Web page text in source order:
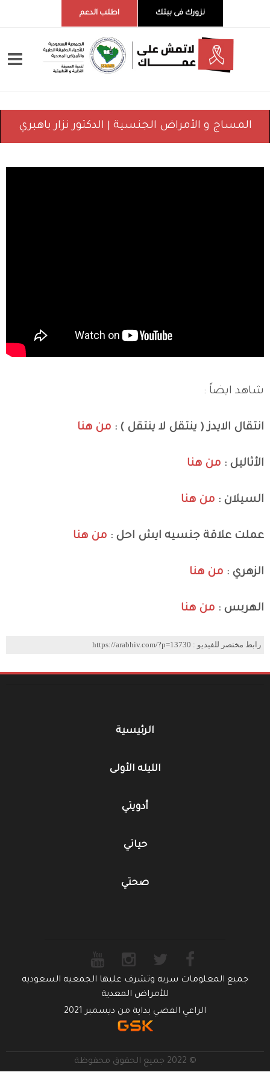
نزورك فى بيتك اطلب الدعم
المساج و الأمراض الجنسية | الدكتور نزار باهبري
شاهد ايضاً :
انتقال الايدز ( ينتقل لا ينتقل ) : من هنا
الأثاليل : من هنا
السيلان : من هنا
عملت علاقة جنسيه ايش احل : من هنا
الزهري : من هنا
الهربس : من هنا
رابط مختصر للفيديو : https://arabhiv.com/?p=13730
الرئيسية
الليله الأولى
أدويتي
حياتي
صحتي
جميع المعلومات سريه وتشرف عليها الجمعيه السعوديه
للأمراض المعدية
الراعي الفضي بداية من ديسمبر 2021
© 2022 جميع الحقوق محفوظة